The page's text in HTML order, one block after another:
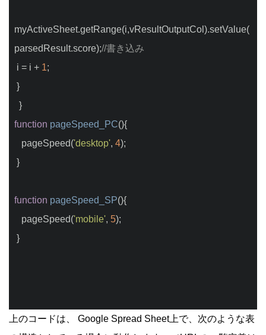
myActiveSheet.getRange(i,vResultOutputCol).setValue(
parsedResult.score);//書き込み
i = i + 1;
}
  }
function pageSpeed_PC(){
   pageSpeed(
'desktop', 4);
}
function pageSpeed_SP(){
   pageSpeed(
'mobile', 5);
}
上のコードは、 Google Spread Sheet上で、次のような表